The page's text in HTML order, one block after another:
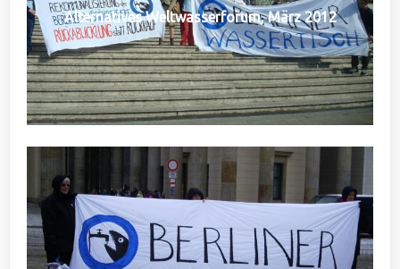
Alternatives Weltwasserforum, März 2012